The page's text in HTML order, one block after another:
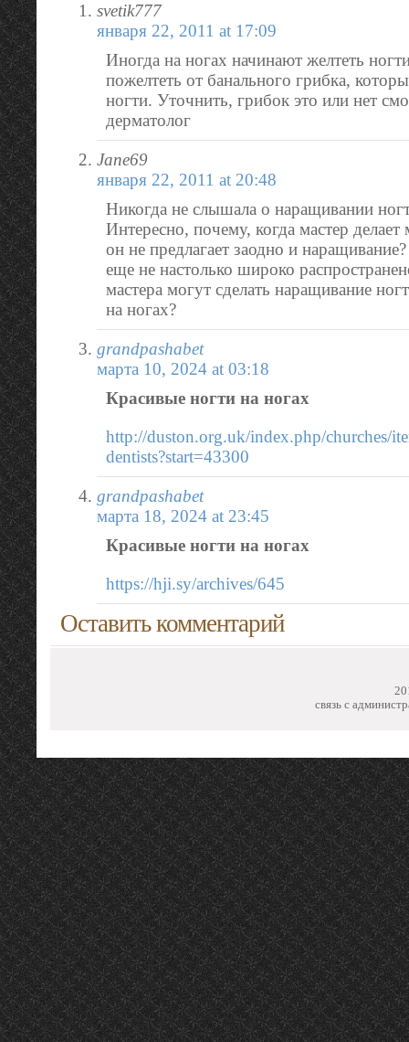
svetik777
января 22, 2011 at 17:09
Иногда на ногах начинают желтеть
пожелтеть от банального грибка,
ногти. Уточнить, грибок это или нет
дерматолог
Jane69
января 22, 2011 at 20:48
Никогда не слышала о наращивании
Интересно, почему, когда мастер
он не предлагает заодно и
еще не настолько широко
мастера могут сделать наращивание
на ногах?
grandpashabet
марта 10, 2024 at 03:18
Красивые ногти на ногах
http://duston.org.uk/index.php/churches/
dentists?start=43300
grandpashabet
марта 18, 2024 at 23:45
Красивые ногти на ногах
https://hji.sy/archives/645
Оставить комментарий
связь с